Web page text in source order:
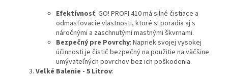
Efektívnosť: GO! PROFI 410 má silné čistiace a
odmasťovacie vlastnosti, ktoré si poradia aj s
náročnými a zaschnutými mastnými škvrnami.
Bezpečný pre Povrchy: Napriek svojej vysokej
účinnosti je čistič bezpečný na použitie na väčšine
umývateľných povrchov bez ich poškodenia.
Veľké Balenie - 5 Litrov: